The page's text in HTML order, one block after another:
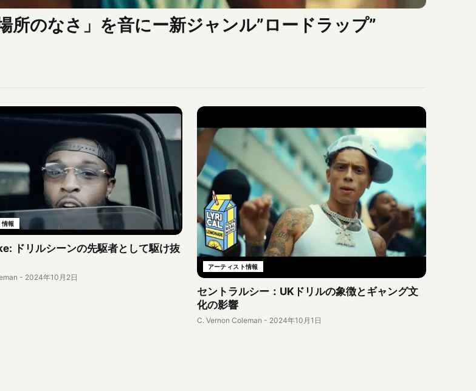
のなさ」を音にー新ジャンル”ロードラップ”
情報
ドリルシーンの先駆者として駆け抜
- 2024年10月2日
アーティスト情報
セントラルシー：UKドリルの象徴とギャング文
化の影響
C. Vernon Coleman - 2024年10月1日